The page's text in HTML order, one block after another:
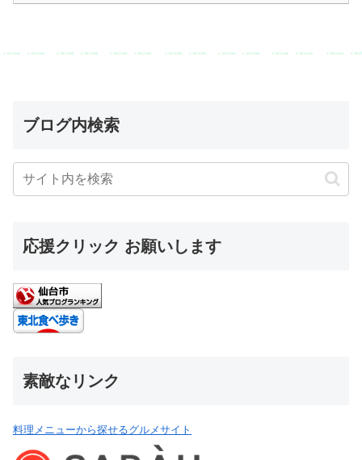
ブログ内検索
応援クリック お願いします
素敵なリンク
料理メニューから探せるグルメサイト